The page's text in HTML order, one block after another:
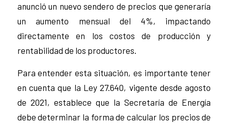
anunció un nuevo sendero de precios que generaría
un aumento mensual del 4%, impactando
directamente en los costos de producción y
rentabilidad de los productores.
Para entender esta situación, es importante tener
en cuenta que la Ley 27.640, vigente desde agosto
de 2021, establece que la Secretaría de Energía
debe determinar la forma de calcular los precios de